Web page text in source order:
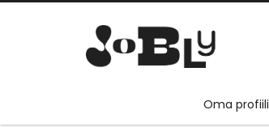
Oma profiili